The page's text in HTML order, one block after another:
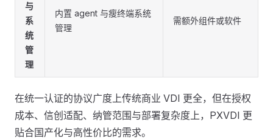
与
系
统
管
理
内置 agent 与瘦终端系统
管理
需额外组件或软件
在统一认证的协议广度上传统商业 VDI 更全，但在授权
成本、信创适配、纳管范围与部署复杂度上，PXVDI 更
贴合国产化与高性价比的需求。